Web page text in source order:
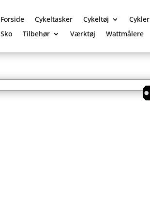
Forside Cykeltasker Cykeltøj Cykler
Sko
Tilbehør Værktøj Wattmålere